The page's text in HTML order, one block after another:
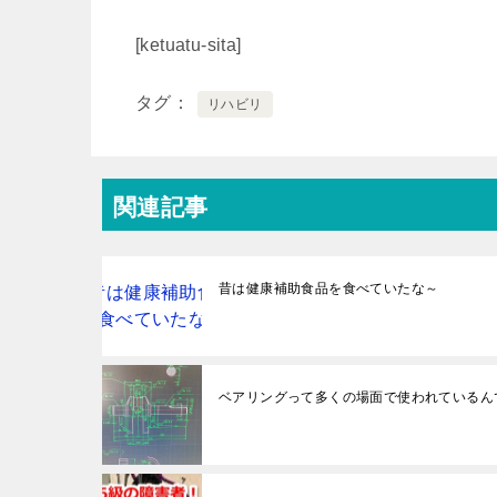
[ketuatu-sita]
タグ リハビリ
関連記事
昔は健康補助食品を食べていたな～
ベアリングって多くの場面で使われているん